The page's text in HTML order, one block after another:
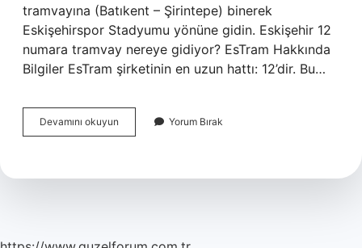
tramvayına (Batıkent – Şirintepe) binerek
Eskişehirspor Stadyumu yönüne gidin. Eskişehir 12
numara tramvay nereye gidiyor? EsTram Hakkında
Bilgiler EsTram şirketinin en uzun hattı: 12’dir. Bu…
Devamını okuyun Odunpazarı
Evleri
Tramvay
Yorum Bırak